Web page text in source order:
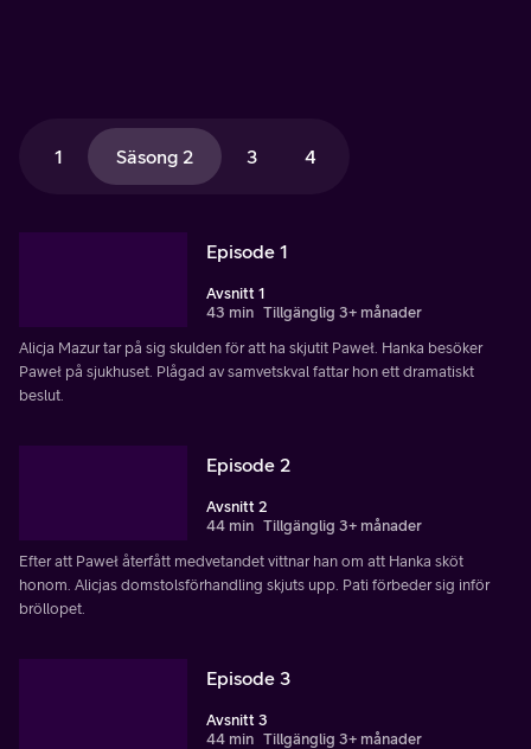
1 Säsong 2 3 4
Episode 1
Avsnitt 1
43 min Tillgänglig 3+ månader
Alicja Mazur tar på sig skulden för att ha skjutit Paweł. Hanka besöker
Paweł på sjukhuset. Plågad av samvetskval fattar hon ett dramatiskt
beslut.
Episode 2
Avsnitt 2
44 min Tillgänglig 3+ månader
Efter att Paweł återfått medvetandet vittnar han om att Hanka sköt
honom. Alicjas domstolsförhandling skjuts upp. Pati förbeder sig inför
bröllopet.
Episode 3
Avsnitt 3
44 min Tillgänglig 3+ månader